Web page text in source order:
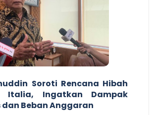
Soroti Rencana Hibah
Italia, Ingatkan Dampak
Beban Anggaran